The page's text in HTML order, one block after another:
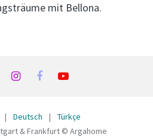
mit Bellona.
& Frankfurt © Argahome
| Deutsch |
Türkçe